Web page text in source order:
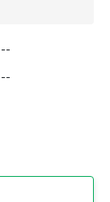
--
--